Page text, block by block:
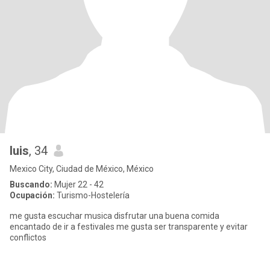
luis, 34
Mexico City, Ciudad de México, México
Buscando: Mujer 22 - 42
Ocupación: Turismo-Hostelería
me gusta escuchar musica disfrutar una buena comida
encantado de ir a festivales me gusta ser transparente y evitar
conflictos